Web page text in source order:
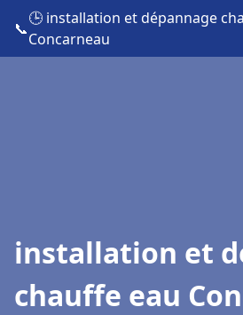
📞
🕒 installation et dépannage
Concarneau
installation et
chauffe eau